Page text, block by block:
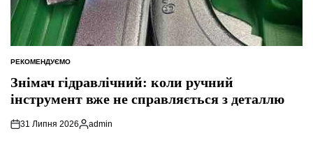
ОПУБЛІКУВАТИ
РЕКОМЕНДУЄМО
Знімач гідравлічний: коли ручний
інструмент вже не справляється з деталлю
31 Липня 2026
Опубліковано
admin